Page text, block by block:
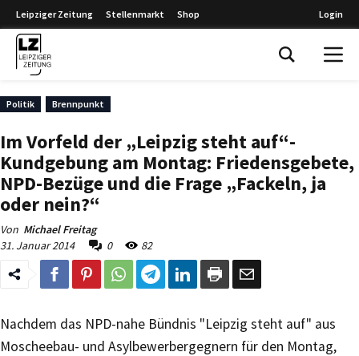
Leipziger Zeitung Stellenmarkt Shop Login
Politik Brennpunkt
Im Vorfeld der „Leipzig steht auf“-
Kundgebung am Montag: Friedensgebete,
NPD-Bezüge und die Frage „Fackeln, ja
oder nein?“
Von Michael Freitag
31. Januar 2014
0 82
Nachdem das NPD-nahe Bündnis "Leipzig steht auf" aus
Moscheebau- und Asylbewerbergegnern für den Montag,